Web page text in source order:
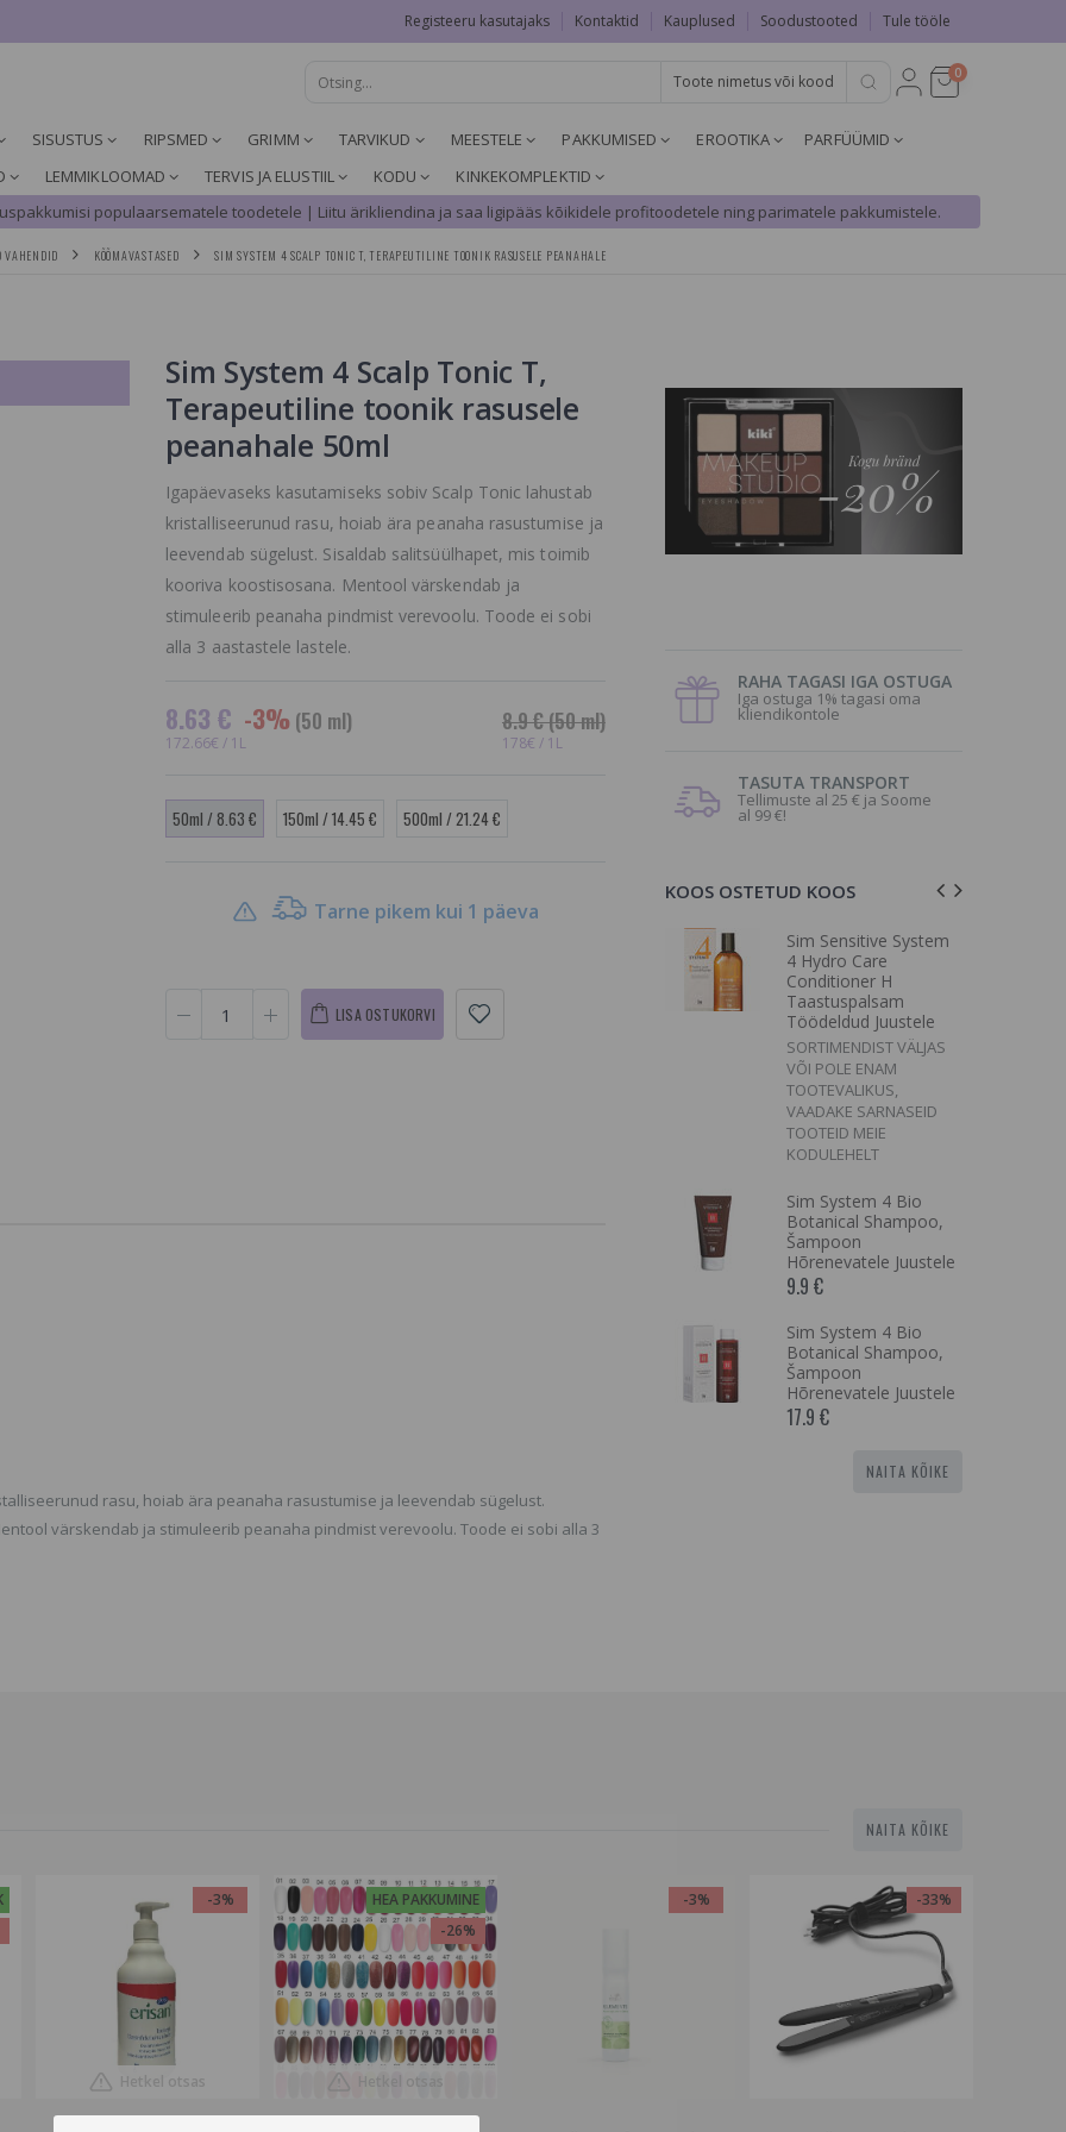
Registeeru kasutajaks Kontaktid Kauplused Soodustooted Tule tööle
0
SISUSTUS RIPSMED GRIMM TARVIKUD MEESTELE PAKKUMISED EROOTIKA
PARFÜÜMID
LEMMIKLOOMAD TERVIS JA ELUSTIIL KODU
KINKEKOMPLEKTID
populaarsematele toodetele | Liitu ärikliendina ja saa ligipääs kõikidele profitoodetele ning parimatele pakkumistele.
VAHENDID KÕÕMAVASTASED SIM SYSTEM 4 SCALP TONIC T, TERAPEUTILINE TOONIK RASUSELE PEANAHALE
Sim System 4 Scalp Tonic T,
Terapeutiline toonik rasusele
peanahale 50ml
Igapäevaseks kasutamiseks sobiv Scalp Tonic lahustab
kristalliseerunud rasu, hoiab ära peanaha rasustumise ja
leevendab sügelust. Sisaldab salitsüülhapet, mis toimib
kooriva koostisosana. Mentool värskendab ja
stimuleerib peanaha pindmist verevoolu. Toode ei sobi
alla 3 aastastele lastele.
8.63 € -3% (50 ml)
172.66€ / 1L
8.9 €(50 ml)
178€ / 1L
50ml / 8.63 € 150ml / 14.45 € 500ml / 21.24 €
Tarne pikem kui 1 päeva
LISA OSTUKORVI
rasu, hoiab ära peanaha rasustumise ja leevendab sügelust.
värskendab ja stimuleerib peanaha pindmist verevoolu. Toode ei sobi alla 3
RAHA TAGASI IGA OSTUGA
Iga ostuga 1% tagasi oma
kliendikontole
TASUTA TRANSPORT
Tellimuste al 25 € ja Soome
al 99 €!
KOOS OSTETUD KOOS
Intensiivhooldus
hambapasta
13.16 €
Sim Sensitive System
4 Hydro Care
Conditioner H
Taastuspalsam
Töödeldud Juustele
SORTIMENDIST VÄLJAS
VÕI POLE ENAM
TOOTEVALIKUS,
VAADAKE SARNASEID
TOOTEID MEIE
KODULEHELT
Sim System 4 Bio
Botanical Shampoo,
Šampoon
Hõrenevatele Juustele
9.9 €
Sim System 4 Bio
Botanical Shampoo,
Šampoon
Hõrenevatele Juustele
17.9 €
NAITA KÕIKE
NAITA KÕIKE
-3%
Hetkel otsas
HEA PAKKUMINE
-26%
Hetkel otsas
-3% -33%